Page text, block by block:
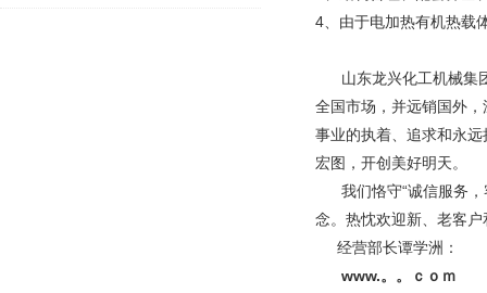
4、由于电加热有机热载
山东龙兴化工机械集团
全国市场，并远销国外
事业的执着、追求和永
宏图，开创美好明天。
我们恪守“诚信服务，
念。热忱欢迎新、老客
经营部长谭学洲：
www.。。ｃｏｍ